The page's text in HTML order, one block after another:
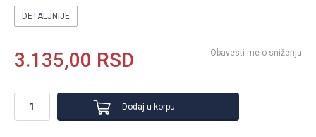
DETALJNIJE
3.135,00 RSD Obavesti me o sniženju
Dodaj u korpu